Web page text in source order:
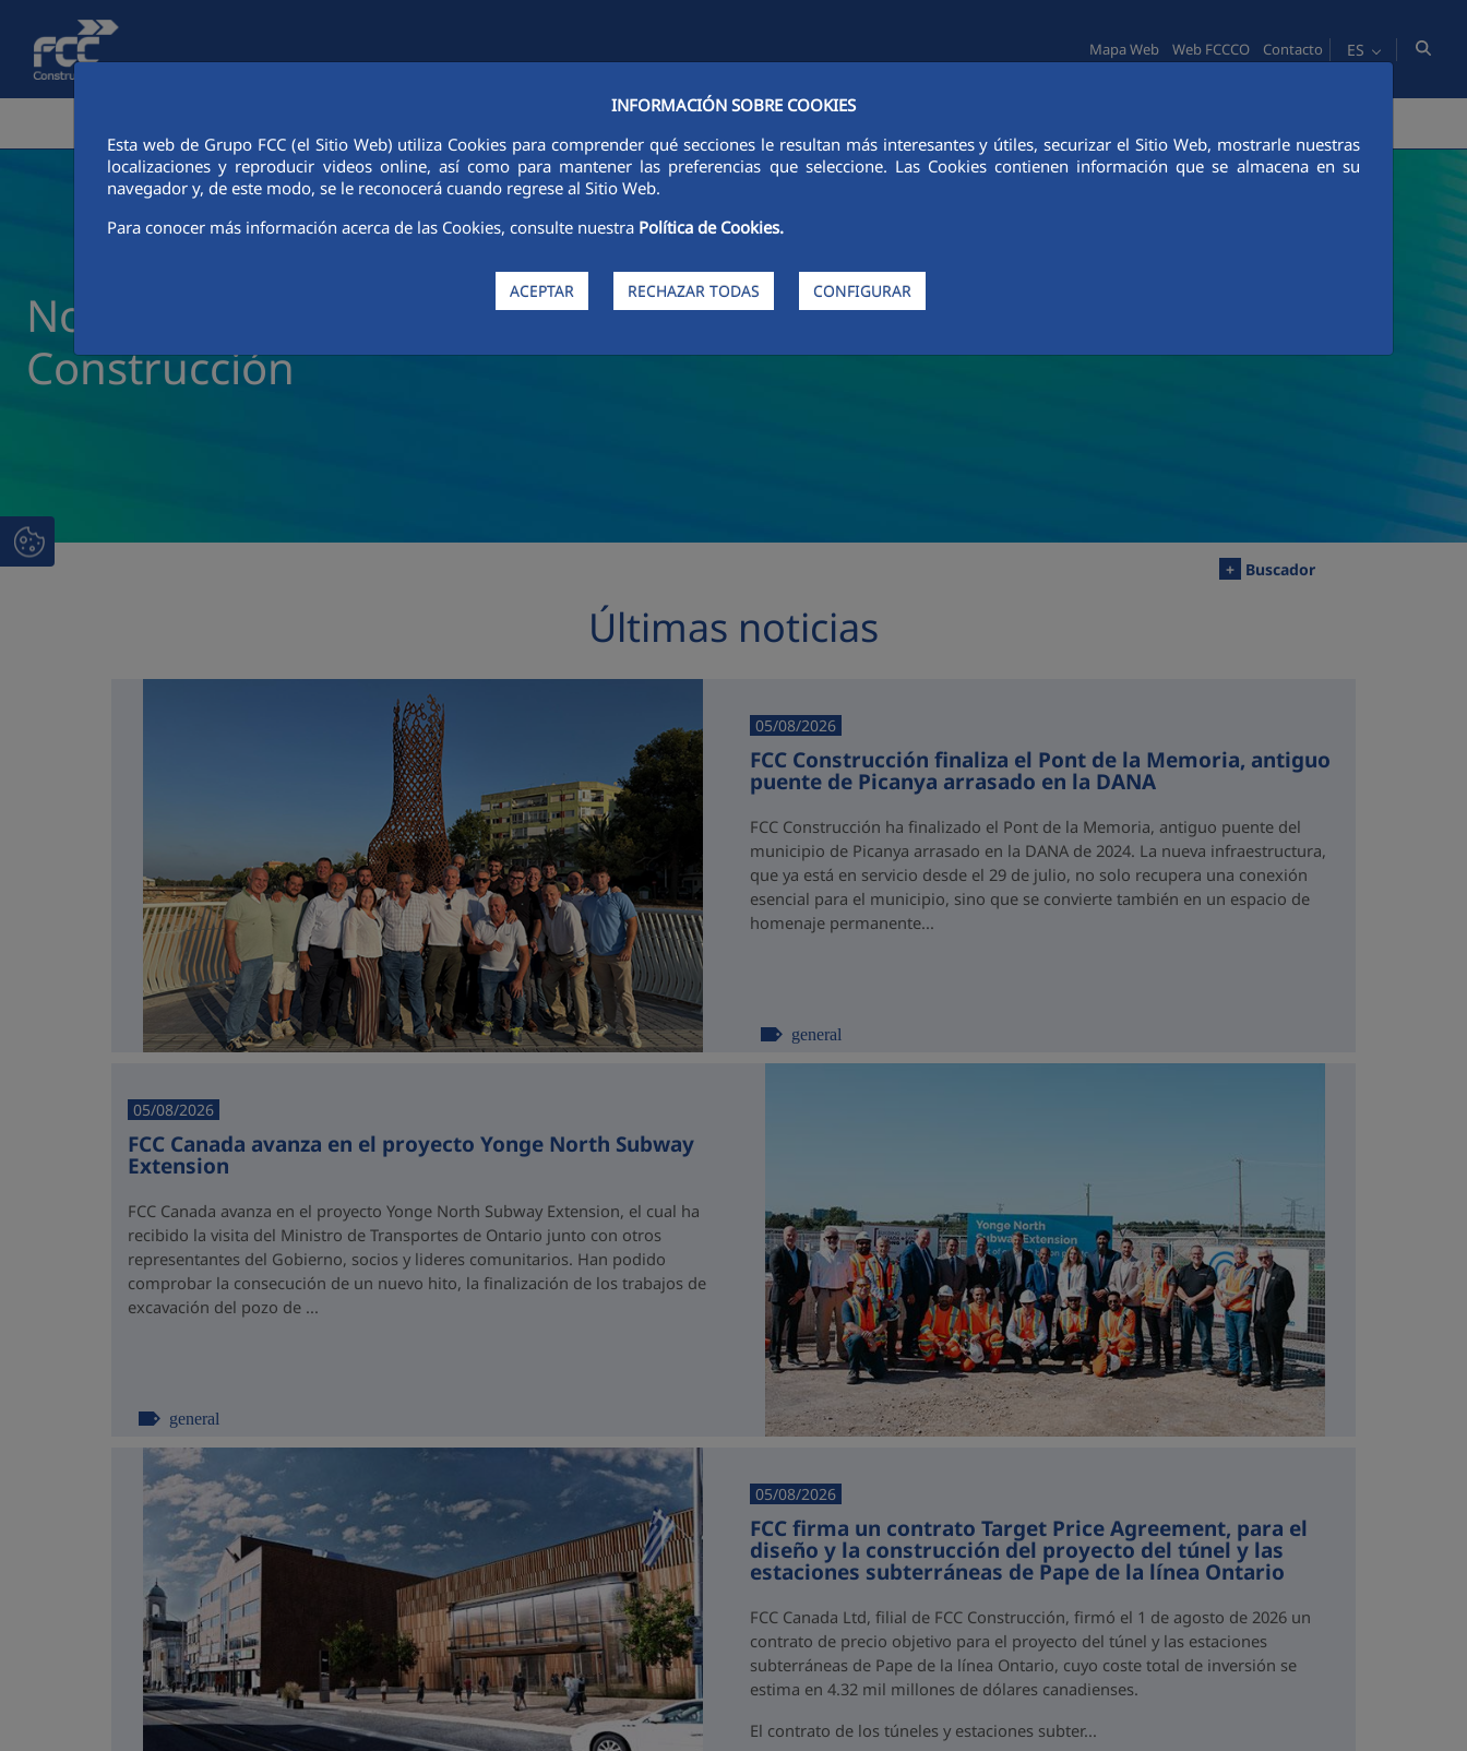
Saltar al contenido principal
INFORMACIÓN SOBRE COOKIES
Esta web de Grupo FCC (el Sitio Web) utiliza Cookies para comprender qué secciones le resultan más interesantes y útiles, securizar el Sitio Web, mostrarle nuestras
localizaciones y reproducir videos online, así como para mantener las preferencias que seleccione. Las Cookies contienen información que se almacena en su
navegador y, de este modo, se le reconocerá cuando regrese al Sitio Web.
Para conocer más información acerca de las Cookies, consulte nuestra Política de Cookies.
ACEPTAR RECHAZAR TODAS CONFIGURAR
Mapa Web Web FCCCO Contacto ES
Noticias y actualidad de FCC
Construcción
+ Buscador
Últimas noticias
05/08/2026
FCC Construcción finaliza el Pont de la Memoria, antiguo
puente de Picanya arrasado en la DANA
FCC Construcción ha finalizado el Pont de la Memoria, antiguo puente del
municipio de Picanya arrasado en la DANA de 2024. La nueva infraestructura,
que ya está en servicio desde el 29 de julio, no solo recupera una conexión
esencial para el municipio, sino que se convierte también en un espacio de
homenaje permanente...
general
05/08/2026
FCC Canada avanza en el proyecto Yonge North Subway
Extension
FCC Canada avanza en el proyecto Yonge North Subway Extension, el cual ha
recibido la visita del Ministro de Transportes de Ontario junto con otros
representantes del Gobierno, socios y lideres comunitarios. Han podido
comprobar la consecución de un nuevo hito, la finalización de los trabajos de
excavación del pozo de ...
general
05/08/2026
FCC firma un contrato Target Price Agreement, para el
diseño y la construcción del proyecto del túnel y las
estaciones subterráneas de Pape de la línea Ontario
FCC Canada Ltd, filial de FCC Construcción, firmó el 1 de agosto de 2026 un
contrato de precio objetivo para el proyecto del túnel y las estaciones
subterráneas de Pape de la línea Ontario, cuyo coste total de inversión se
estima en 4.32 mil millones de dólares canadienses.
El contrato de los túneles y estaciones subter...